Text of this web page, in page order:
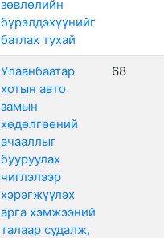
зөвлөлийн
бүрэлдэхүүнийг
батлах тухай
Улаанбаатар
хотын авто
замын
хөдөлгөөний
ачааллыг
бууруулах
чиглэлээр
хэрэгжүүлэх
арга хэмжээний
талаар судалж,
68